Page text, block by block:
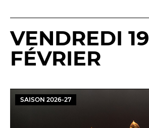
VENDREDI 19
FÉVRIER
SAISON 2026-27